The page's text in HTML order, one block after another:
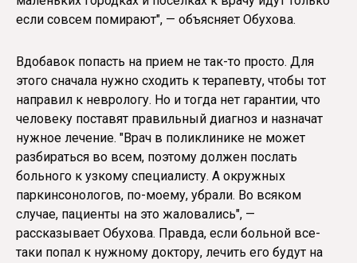
если совсем помирают", — объясняет Обухова.
Вдобавок попасть на прием не так-то просто. Для
этого сначала нужно сходить к терапевту, чтобы тот
направил к неврологу. Но и тогда нет гарантии, что
человеку поставят правильный диагноз и назначат
нужное лечение. "Врач в поликлинике не может
разбираться во всем, поэтому должен послать
больного к узкому специалисту. А окружных
паркинсонологов, по-моему, убрали. Во всяком
случае, пациенты на это жаловались", —
рассказывает Обухова. Правда, если больной все-
таки попал к нужному доктору, лечить его будут на